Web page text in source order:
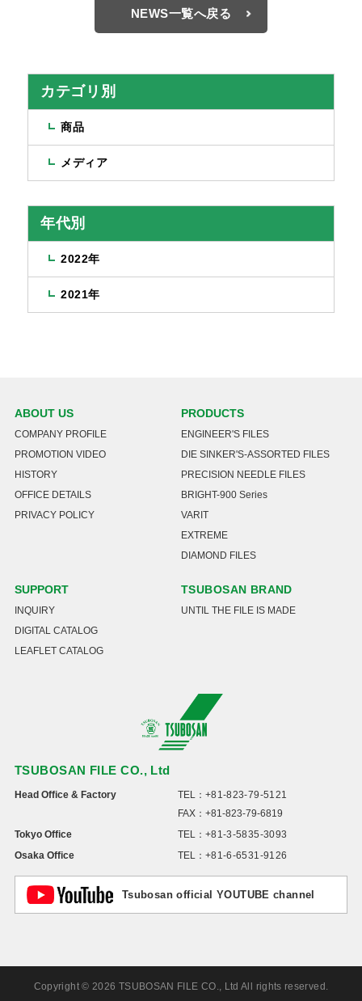
NEWS一覧へ戻る
カテゴリ別
商品
メディア
年代別
2022年
2021年
TSUBOSAN FILE CO., Ltd
Head Office & Factory TEL： +81-823-79-5121
FAX：+81-823-79-6819
Tokyo Office
TEL： +81-3-5835-3093
Osaka Office
TEL： +81-6-6531-9126
Tsubosan official YOUTUBE channel
ABOUT US
COMPANY PROFILE
PROMOTION VIDEO
HISTORY
OFFICE DETAILS
PRIVACY POLICY
PRODUCTS
ENGINEER'S FILES
DIE SINKER'S-ASSORTED FILES
PRECISION NEEDLE FILES
BRIGHT-900 Series
VARIT
EXTREME
DIAMOND FILES
SUPPORT
INQUIRY
DIGITAL CATALOG
LEAFLET CATALOG
TSUBOSAN BRAND
UNTIL THE FILE IS MADE
Copyright © 2026 TSUBOSAN FILE CO., Ltd All rights reserved.